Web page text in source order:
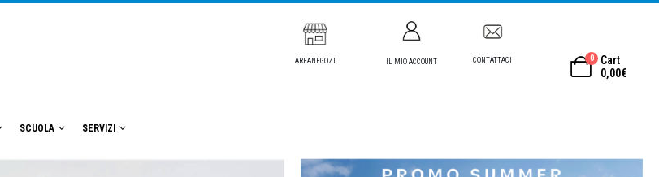
AREANEGOZI IL MIO ACCOUNT CONTATTACI 0
Cart
0,00€
SCUOLA SERVIZI